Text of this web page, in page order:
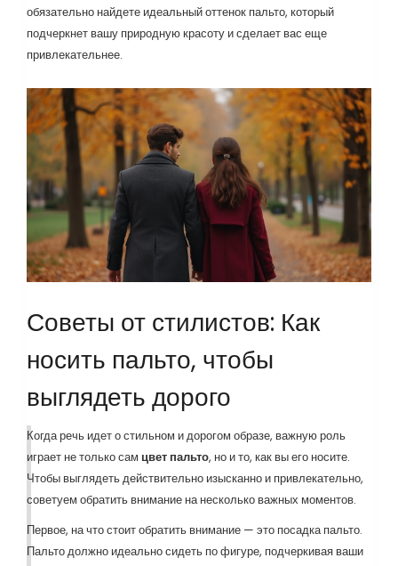
обязательно найдете идеальный оттенок пальто, который
подчеркнет вашу природную красоту и сделает вас еще
привлекательнее.
Советы от стилистов: Как
носить пальто, чтобы
выглядеть дорого
Когда речь идет о стильном и дорогом образе, важную роль
играет не только сам цвет пальто, но и то, как вы его носите.
Чтобы выглядеть действительно изысканно и привлекательно,
советуем обратить внимание на несколько важных моментов.
Первое, на что стоит обратить внимание — это посадка пальто.
Пальто должно идеально сидеть по фигуре, подчеркивая ваши